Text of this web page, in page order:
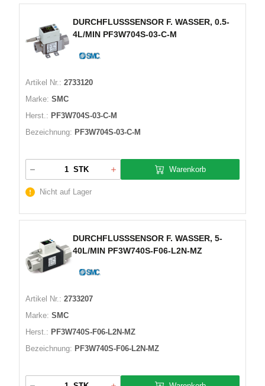
DURCHFLUSSSENSOR F. WASSER, 0.5-
4L/MIN PF3W704S-03-C-M
Artikel Nr.: 2733120
Marke: SMC
Herst.: PF3W704S-03-C-M
Bezeichnung: PF3W704S-03-C-M
STK Warenkorb
Nicht auf Lager
DURCHFLUSSSENSOR F. WASSER, 5-
40L/MIN PF3W740S-F06-L2N-MZ
Artikel Nr.: 2733207
Marke: SMC
Herst.: PF3W740S-F06-L2N-MZ
Bezeichnung: PF3W740S-F06-L2N-MZ